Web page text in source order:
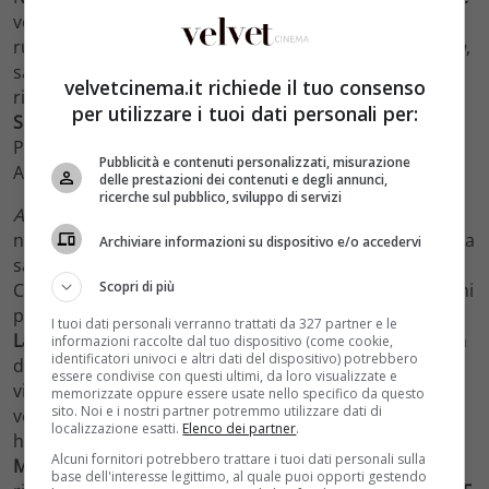
vedrà nel cast
Laura Morantee
ruoli di Alba e Pietro Ristuccia. Proprietari de
La Villetta,
saranno i genitori di Carlo, Sara e Paolo, interpretati
rispettivamente daFrancesco Scianna, Silvia D’Amico
Simone Liberati. Nel film, i ruoli erano stati ricoperti da
Pierfrancesco Favino, Sabrina Impacciatore e Stefano
Accorsi.
A casa tutti bene
nel ruolo di Elettra, ex moglie di Carlo. Figlia della coppia
sarà Luna, interpretata dall’esordiente Sveva Mariani.
Come è evidente, dunque, la serie assisterà ai medesimi
personaggi ricoperti da un cast totalmente rinnovato.
Laura Adrianisarà, infatti, Ginevra, interpretata nel film
da
Carolina Crescentini(che recentemente abbiamo
visto inLa bambina che non voleva cantare). Il cast
vedrà anche la partecipazione di Emma Marrone
ha debuttato come attrice sempre per
MuccinoneGli anni più belli. Per quanto riguarda le
velvetcinema.it richiede il tuo consenso
per utilizzare i tuoi dati personali per:
Pubblicità e contenuti personalizzati, misurazione
delle prestazioni dei contenuti e degli annunci,
ricerche sul pubblico, sviluppo di servizi
Archiviare informazioni su dispositivo e/o accedervi
Scopri di più
I tuoi dati personali verranno trattati da 327 partner e le
informazioni raccolte dal tuo dispositivo (come cookie,
identificatori univoci e altri dati del dispositivo) potrebbero
essere condivise con questi ultimi, da loro visualizzate e
memorizzate oppure essere usate nello specifico da questo
sito. Noi e i nostri partner potremmo utilizzare dati di
localizzazione esatti. Elenco dei partner.
Alcuni fornitori potrebbero trattare i tuoi dati personali sulla
base dell'interesse legittimo, al quale puoi opporti gestendo